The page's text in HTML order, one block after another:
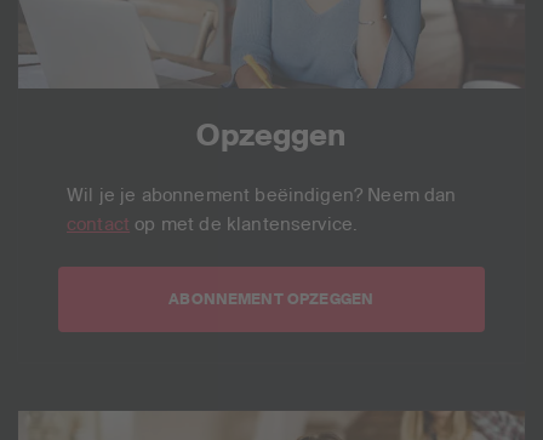
Opzeggen
Wil je je abonnement beëindigen? Neem dan
contact op met de klantenservice.
ABONNEMENT OPZEGGEN